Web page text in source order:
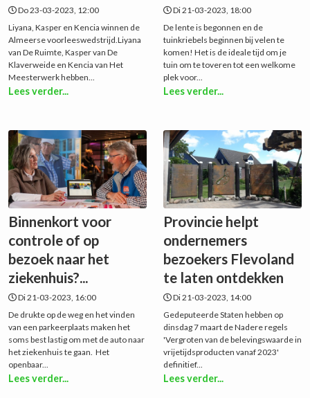
Do 23-03-2023, 12:00
Liyana, Kasper en Kencia winnen de
Almeerse voorleeswedstrijd.Liyana
van De Ruimte, Kasper van De
Klaverweide en Kencia van Het
Meesterwerk hebben...
Lees verder...
Di 21-03-2023, 18:00
De lente is begonnen en de
tuinkriebels beginnen bij velen te
komen! Het is de ideale tijd om je
tuin om te toveren tot een welkome
plek voor...
Lees verder...
Binnenkort voor
controle of op
bezoek naar het
ziekenhuis?...
Di 21-03-2023, 16:00
De drukte op de weg en het vinden
van een parkeerplaats maken het
soms best lastig om met de auto naar
het ziekenhuis te gaan. Het
openbaar...
Lees verder...
Provincie helpt
ondernemers
bezoekers Flevoland
te laten ontdekken
Di 21-03-2023, 14:00
Gedeputeerde Staten hebben op
dinsdag 7 maart de Nadere regels
'Vergroten van de belevingswaarde in
vrijetijdsproducten vanaf 2023'
definitief...
Lees verder...